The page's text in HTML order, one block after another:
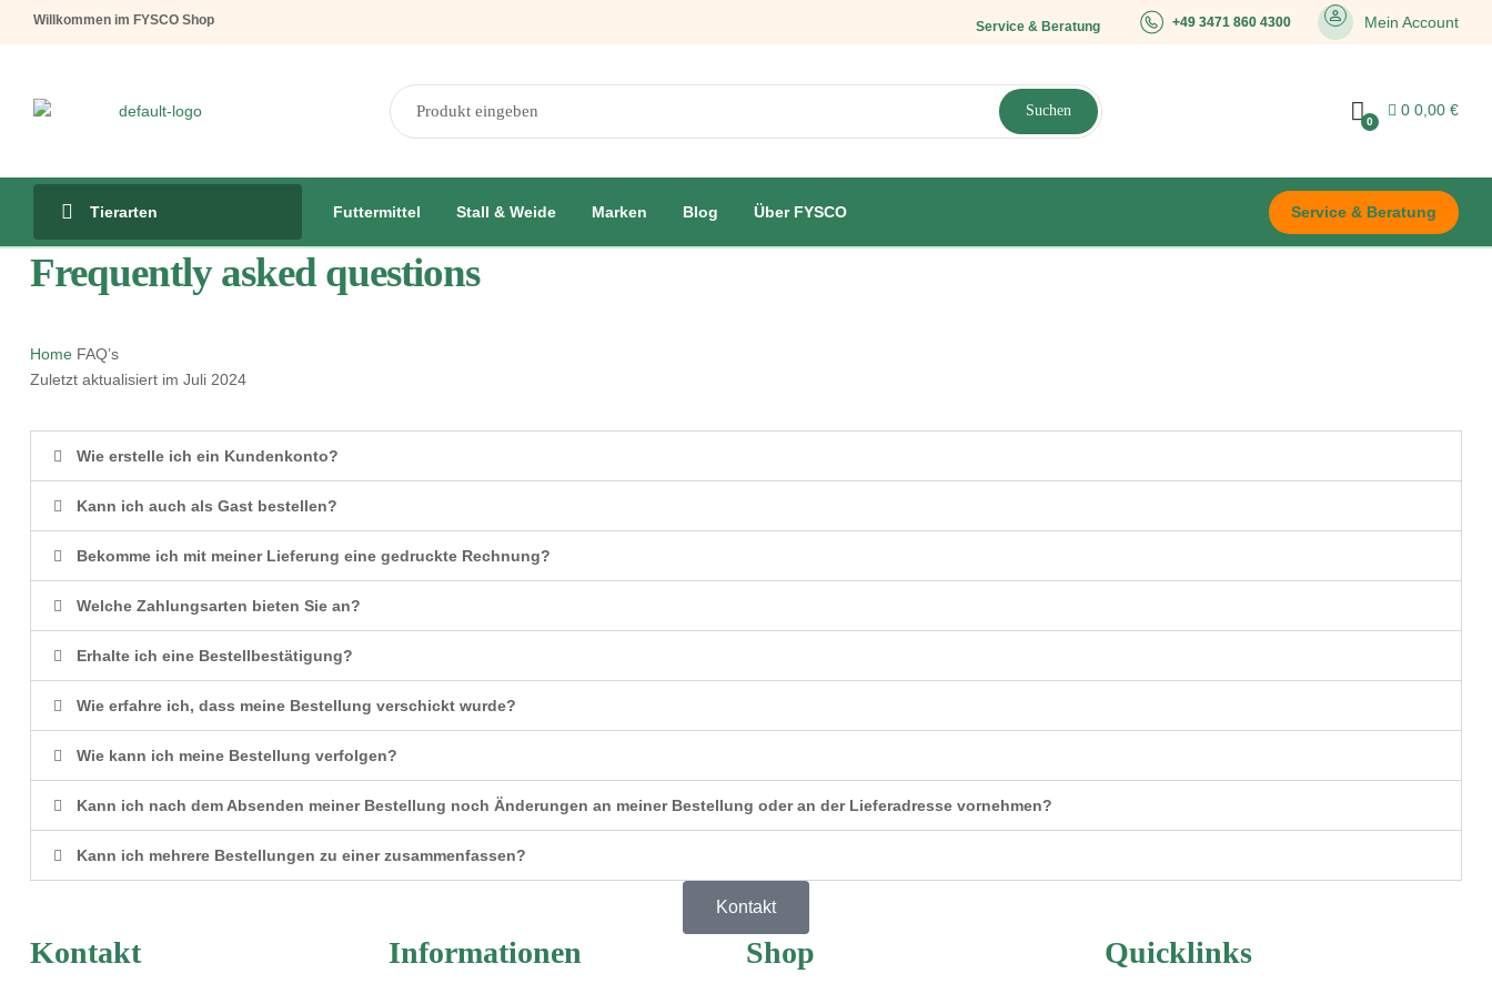
Willkommen im FYSCO Shop Service & Beratung +49 3471 860 4300 Mein Account
Suchen
0
0 0,00 €
Tierarten Futtermittel Stall & Weide Marken Blog Über FYSCO Service & Beratung
Frequently asked questions
Home FAQ’s
Zuletzt aktualisiert im Juli 2024
Wie erstelle ich ein Kundenkonto?
Kann ich auch als Gast bestellen?
Bekomme ich mit meiner Lieferung eine gedruckte Rechnung?
Welche Zahlungsarten bieten Sie an?
Erhalte ich eine Bestellbestätigung?
Wie erfahre ich, dass meine Bestellung verschickt wurde?
Wie kann ich meine Bestellung verfolgen?
Kann ich nach dem Absenden meiner Bestellung noch Änderungen an meiner Bestellung oder an der Lieferadresse vornehmen?
Kann ich mehrere Bestellungen zu einer zusammenfassen?
Kontakt
Kontakt Informationen Shop Quicklinks